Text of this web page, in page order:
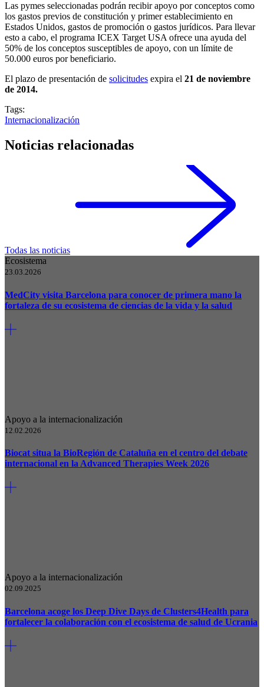
Las pymes seleccionadas podrán recibir apoyo por conceptos como
los gastos previos de constitución y primer establecimiento en
Estados Unidos, gastos de promoción o gastos jurídicos. Para llevar
esto a cabo, el programa ICEX Target USA ofrece una ayuda del
50% de los conceptos susceptibles de apoyo, con un límite de
50.000 euros por beneficiario.
El plazo de presentación de solicitudes expira el 21 de noviembre
de 2014.
Tags:
Internacionalización
Noticias relacionadas
Todas las noticias
Ecosistema
23.03.2026
MedCity visita Barcelona para conocer de primera mano la
fortaleza de su ecosistema de ciencias de la vida y la salud
Apoyo a la internacionalización
12.02.2026
Biocat situa la BioRegión de Cataluña en el centro del debate
internacional en la Advanced Therapies Week 2026
Apoyo a la internacionalización
02.09.2025
Barcelona acoge los Deep Dive Days de Clusters4Health para
fortalecer la colaboración con el ecosistema de salud de Ucrania